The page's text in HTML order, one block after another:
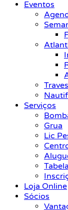
Eventos
Serviços
Grua
Lic
Loja Online
Sócios